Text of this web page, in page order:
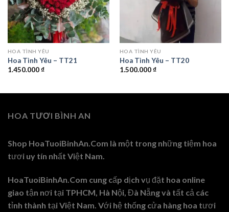
HOA TÌNH YÊU
Hoa Tình Yêu – TT21
1.450.000₫
HOA TÌNH YÊU
Hoa Tình Yêu – TT20
1.500.000₫
₫.
HOA TƯƠI BÌNH AN
Shop HoaTuoiBinhAn.Com là một trong những tiệm hoa
tươi uy tín nhất Việt Nam.
HoaTuoiBinhAn.Com cung cấp dịch vụ đặt hoa online
giao tận nơi tại TPHCM, Hà Nội, Đà Nẵng và tất cả các
tỉnh thành tại Việt Nam. Với hệ thống cửa hàng hoa tươi